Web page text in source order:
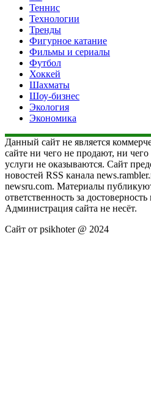
Теннис
Технологии
Тренды
Фигурное катание
Фильмы и сериалы
Футбол
Хоккей
Шахматы
Шоу-бизнес
Экология
Экономика
Данный сайт не является
сайте ни чего не продают, ни
услуги не оказываются. Сайт
новостей RSS канала
newsru.com. Материалы
ответственность за
Администрация сайта не несёт.
Сайт от psikhoter @ 2024